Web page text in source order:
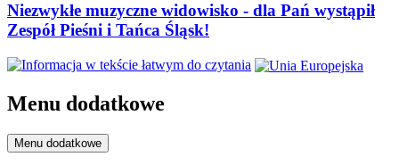
Niezwykłe muzyczne widowisko - dla Pań wystąpił
Zespół Pieśni i Tańca Śląsk!
Menu dodatkowe
Menu dodatkowe